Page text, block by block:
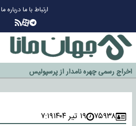
ارتباط با مادرباره ما
چرا طلا دوباره افزایشی شد؟
گزینه جدایی اوسمار روی میز مدیران پرسپولیس
آیا رئیس جمهور آمریکا قانون را دور می‌زند؟
اخراج رسمی چهره نامدار از پرسپولیس
خورد
۷۵۹۳۸ ۱۹ تیر ۱۴۰۴
۷:۱۹